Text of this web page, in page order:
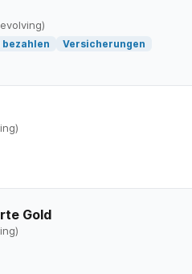
Versicherungen
Gold